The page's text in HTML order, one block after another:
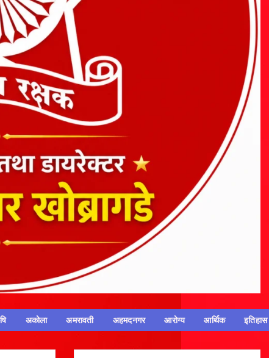
अकोला अमरावती अहमदनगर आरोग्य आर्थिक इतिहास